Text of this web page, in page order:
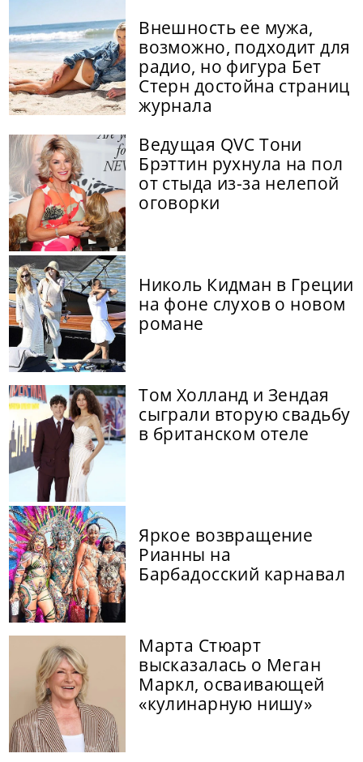
Внешность ее мужа,
возможно, подходит для
радио, но фигура Бет
Стерн достойна страниц
журнала
Ведущая QVC Тони
Брэттин рухнула на пол
от стыда из-за нелепой
оговорки
Николь Кидман в Греции
на фоне слухов о новом
романе
Том Холланд и Зендая
сыграли вторую свадьбу
в британском отеле
Яркое возвращение
Рианны на
Барбадосский карнавал
Марта Стюарт
высказалась о Меган
Маркл, осваивающей
«кулинарную нишу»